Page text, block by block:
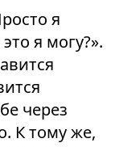
я
я могу?».
через
К тому же,